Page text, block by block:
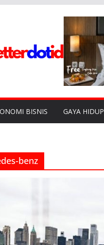
BISNIS GAYA HIDUP
benz